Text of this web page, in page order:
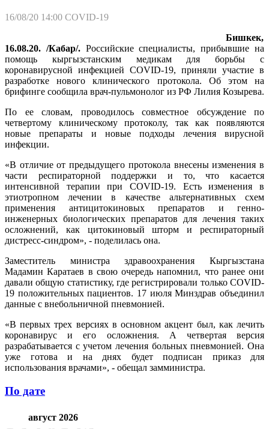
16/08/20 14:00 COVID-19
Бишкек,
16.08.20. /Кабар/.Российские специалисты, прибывшие на
помощь кыргызстанским медикам для борьбы с
коронавирусной инфекцией COVID-19, приняли участие в
разработке нового клинического протокола. Об этом на
брифинге сообщила врач-пульмонолог из РФ Лилия Козырева.
По ее словам, проводилось совместное обсуждение по
четвертому клиническому протоколу, так как появляются
новые препараты и новые подходы лечения вирусной
инфекции.
«В отличие от предыдущего протокола внесены изменения в
части респираторной поддержки и то, что касается
интенсивной терапии при COVID-19. Есть изменения в
этиотропном лечении в качестве альтернативных схем
применения антицитокиновых препаратов и генно-
инженерных биологических препаратов для лечения таких
осложнений, как цитокиновый шторм и респираторный
дистресс-синдром», - поделилась она.
Заместитель министра здравоохранения Кыргызстана
Мадамин Каратаев в свою очередь напомнил, что ранее они
давали общую статистику, где регистрировали только COVID-
19 положительных пациентов. 17 июля Минздрав объединил
данные с внебольничной пневмонией.
«В первых трех версиях в основном акцент был, как лечить
коронавирус и его осложнения. А четвертая версия
разрабатывается с учетом лечения больных пневмонией. Она
уже готова и на днях будет подписан приказ для
использования врачами», - обещал замминистра.
По дате
август 2026